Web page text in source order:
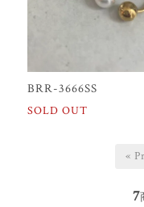
BRR-3666SS
SOLD OUT
«
7